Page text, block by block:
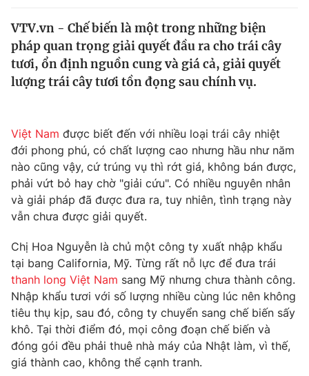
Thế giới
Tin tức
Thế giới đó đây
Kinh tế
Thị trường
Góc doanh nghiệp
Truyền hình
Phim VTV
Hậu trường
Khán giả
Giải sao mai
Giải trí
Điện ảnh
Âm nhạc
Sao
Du lịch
Làm đẹp
Chất lượng cuộc sống
Giáo dục
Tuyển sinh
Học trực tuyến
Công nghệ
Hitech Công nghệ tương lai
Sản phẩm
Giao lưu trực tuyến
VTV.vn - Chế biến là một trong những biện
pháp quan trọng giải quyết đầu ra cho trái cây
tươi, ổn định nguồn cung và giá cả, giải quyết
lượng trái cây tươi tồn đọng sau chính vụ.
Việt Nam được biết đến với nhiều loại trái cây nhiệt
đới phong phú, có chất lượng cao nhưng hầu như năm
nào cũng vậy, cứ trúng vụ thì rớt giá, không bán được,
phải vứt bỏ hay chờ "giải cứu". Có nhiều nguyên nhân
và giải pháp đã được đưa ra, tuy nhiên, tình trạng này
vẫn chưa được giải quyết.
Chị Hoa Nguyễn là chủ một công ty xuất nhập khẩu
tại bang California, Mỹ. Từng rất nỗ lực để đưa trái
thanh long Việt Nam sang Mỹ nhưng chưa thành công.
Nhập khẩu tươi với số lượng nhiều cùng lúc nên không
tiêu thụ kịp, sau đó, công ty chuyển sang chế biến sấy
khô. Tại thời điểm đó, mọi công đoạn chế biến và
đóng gói đều phải thuê nhà máy của Nhật làm, vì thế,
giá thành cao, không thể cạnh tranh.